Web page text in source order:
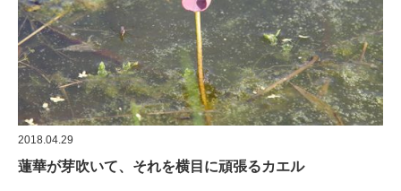
2018.04.29
蓮華が芽吹いて、それを横目に頑張るカエル